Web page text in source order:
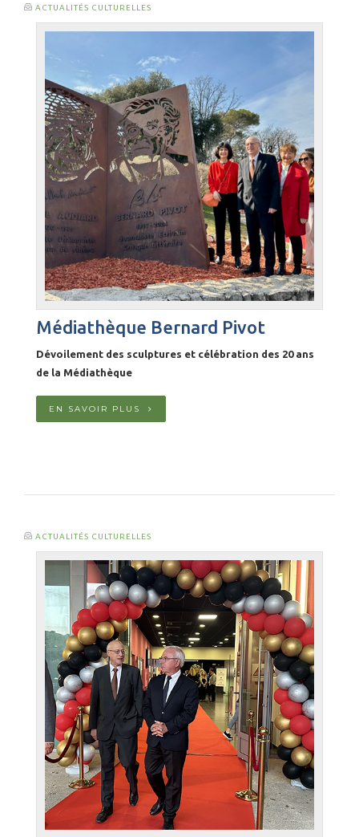
ACTUALITÉS CULTURELLES
Médiathèque Bernard Pivot
Dévoilement des sculptures et célébration des 20 ans
de la Médiathèque
EN SAVOIR PLUS
ACTUALITÉS CULTURELLES